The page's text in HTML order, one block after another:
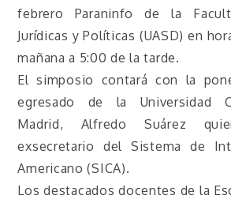
febrero Paraninfo de la
Jurídicas y Políticas (UASD) en
mañana a 5:00 de la tarde.
El simposio contará con la
egresado de la Universidad
Madrid, Alfredo Suárez
exsecretario del Sistema de
Americano (SICA).
Los destacados docentes de la